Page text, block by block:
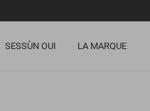
SESSÙN OUI LA MARQUE